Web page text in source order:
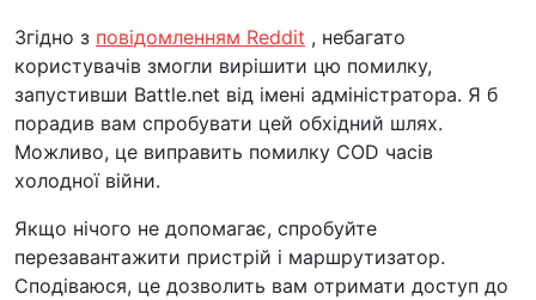
Згідно з повідомленням Reddit , небагато
користувачів змогли вирішити цю помилку,
запустивши Battle.net від імені адміністратора. Я б
порадив вам спробувати цей обхідний шлях.
Можливо, це виправить помилку COD часів
холодної війни.
Якщо нічого не допомагає, спробуйте
перезавантажити пристрій і маршрутизатор.
Сподіваюся, це дозволить вам отримати доступ до